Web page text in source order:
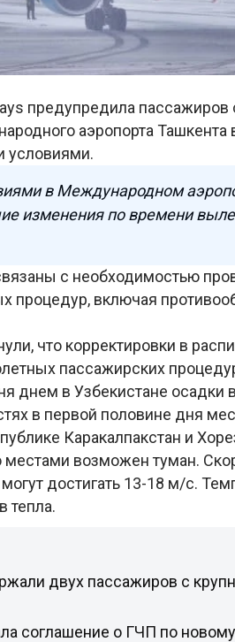
предупредила
аэропорта Ташкента
условиями.
в Международном
изменения по времени
с необходимостью
процедур, включая
что корректировки в
пассажирских
днем в Узбекистане осадки
в первой половине дня
Каракалпакстан и
возможен туман.
достигать 13-18 м/с.
тепла.
двух пассажиров с
соглашение о ГЧП по